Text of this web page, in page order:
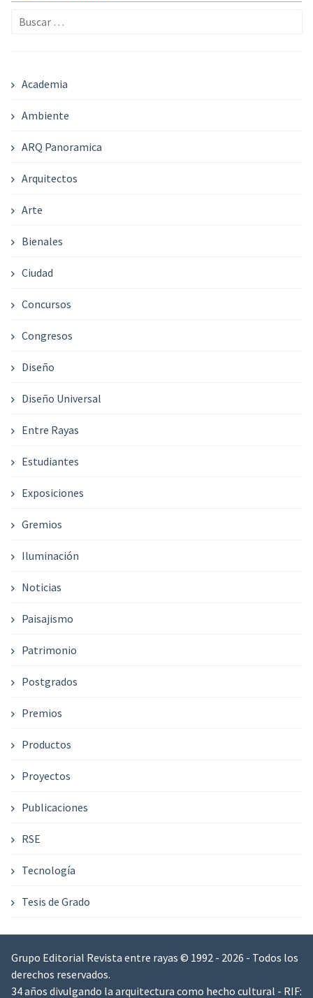
Buscar:
Academia
Ambiente
ARQ Panoramica
Arquitectos
Arte
Bienales
Ciudad
Concursos
Congresos
Diseño
Diseño Universal
Entre Rayas
Estudiantes
Exposiciones
Gremios
Iluminación
Noticias
Paisajismo
Patrimonio
Postgrados
Premios
Productos
Proyectos
Publicaciones
RSE
Tecnología
Tesis de Grado
Grupo Editorial Revista entre rayas © 1992 - 2026 - Todos los
derechos reservados.
34 años divulgando la arquitectura como hecho cultural - RIF: